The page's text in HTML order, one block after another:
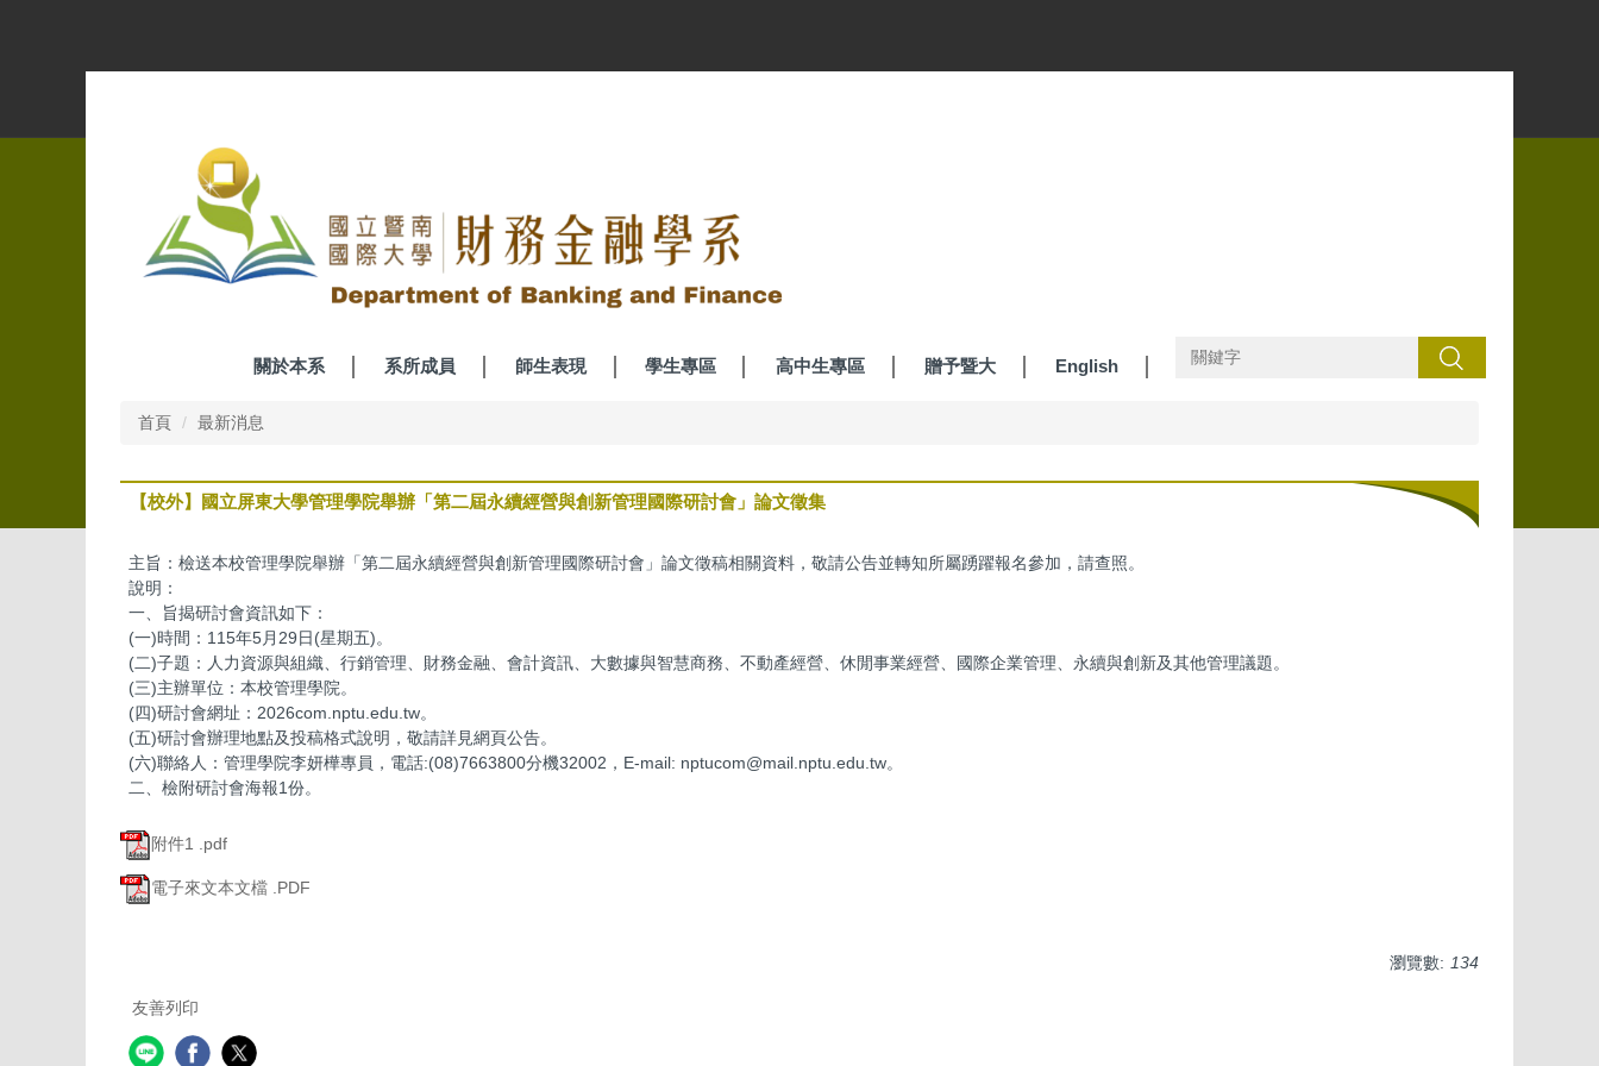
容
關於本系 系所成員 師生表現 學生專區 高中生專區 贈予暨大 English 搜尋
首頁 最新消息
【校外】國立屏東大學管理學院舉辦「第二屆永續經營與創新管理國際研討會」論文徵集
主旨：檢送本校管理學院舉辦「第二屆永續經營與創新管理國際研討會」論文徵稿相關資料，敬請公告並轉知所屬踴躍報名參加，請查照。
說明：
一、旨揭研討會資訊如下：
(一)時間：115年5月29日(星期五)。
(二)子題：人力資源與組織、行銷管理、財務金融、會計資訊、大數據與智慧商務、不動產經營、休閒事業經營、國際企業管理、永續與創新及其他管理議題。
(三)主辦單位：本校管理學院。
(四)研討會網址：2026com.nptu.edu.tw。
(五)研討會辦理地點及投稿格式說明，敬請詳見網頁公告。
(六)聯絡人：管理學院李妍樺專員，電話:(08)7663800分機32002，E-mail: nptucom@mail.nptu.edu.tw。
二、檢附研討會海報1份。
附件1 .pdf
電子來文本文檔 .PDF
瀏覽數: 134
友善列印